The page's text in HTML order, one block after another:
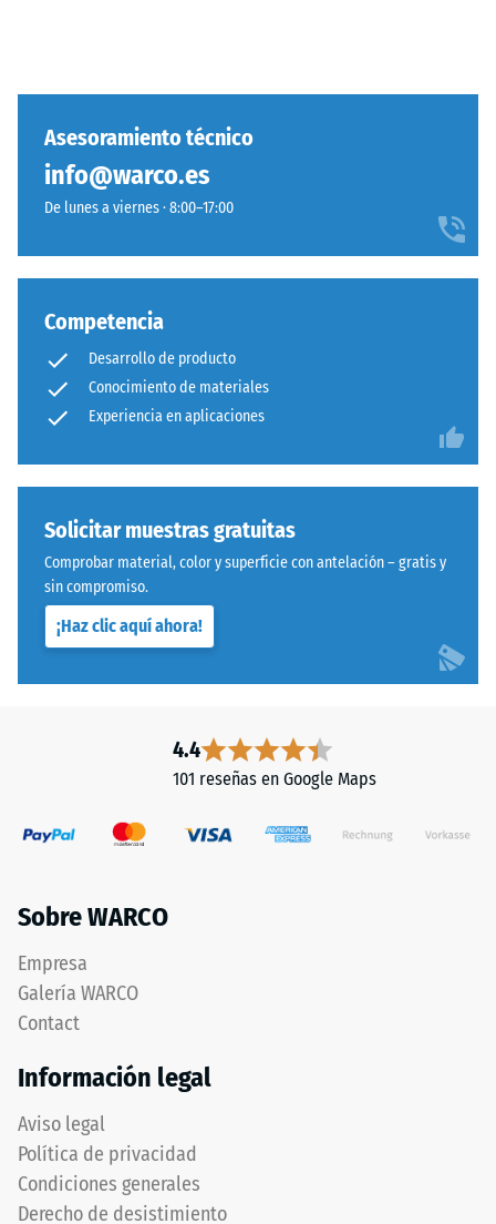
Asesoramiento técnico
info@warco.es
De lunes a viernes · 8:00–17:00
Competencia
Desarrollo de producto
Conocimiento de materiales
Experiencia en aplicaciones
Solicitar muestras gratuitas
Comprobar material, color y superficie con antelación – gratis y
sin compromiso.
¡Haz clic aquí ahora!
4.4
101 reseñas en Google Maps
Sobre WARCO
Empresa
Galería WARCO
Contact
Información legal
Aviso legal
Política de privacidad
Condiciones generales
Derecho de desistimiento